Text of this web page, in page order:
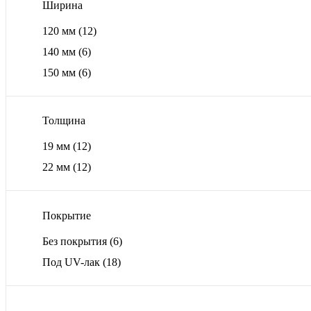
Ширина
120 мм (12)
140 мм (6)
150 мм (6)
Толщина
19 мм (12)
22 мм (12)
Покрытие
Без покрытия (6)
Под UV-лак (18)